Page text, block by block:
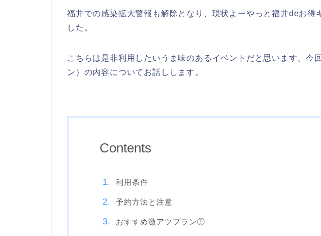
福井での感染拡大警報も解除となり、現状よーやっと福井deお得
した。
こちらは是非利用したいうま味のあるイベントだと思います。今
ン）の内容についてお話しします。
Contents
利用条件
予約方法と注意
おすすめ激アツプラン①